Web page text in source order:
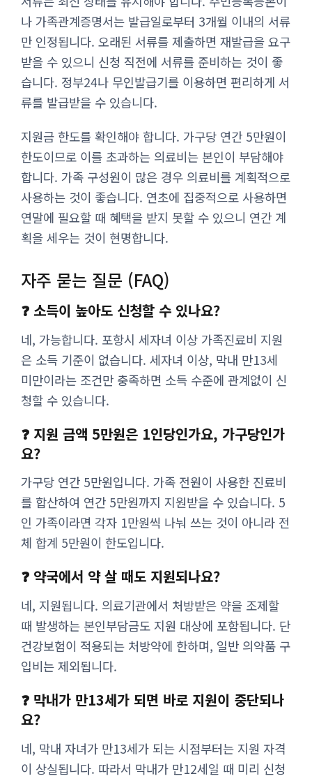
나 가족관계증명서는 발급일로부터 3개월 이내의 서류
만 인정됩니다. 오래된 서류를 제출하면 재발급을 요구
받을 수 있으니 신청 직전에 서류를 준비하는 것이 좋
습니다. 정부24나 무인발급기를 이용하면 편리하게 서
류를 발급받을 수 있습니다.
지원금 한도를 확인해야 합니다. 가구당 연간 5만원이
한도이므로 이를 초과하는 의료비는 본인이 부담해야
합니다. 가족 구성원이 많은 경우 의료비를 계획적으로
사용하는 것이 좋습니다. 연초에 집중적으로 사용하면
연말에 필요할 때 혜택을 받지 못할 수 있으니 연간 계
획을 세우는 것이 현명합니다.
자주 묻는 질문 (FAQ)
❓ 소득이 높아도 신청할 수 있나요?
네, 가능합니다. 포항시 세자녀 이상 가족진료비 지원
은 소득 기준이 없습니다. 세자녀 이상, 막내 만13세
미만이라는 조건만 충족하면 소득 수준에 관계없이 신
청할 수 있습니다.
❓ 지원 금액 5만원은 1인당인가요, 가구당인가
요?
가구당 연간 5만원입니다. 가족 전원이 사용한 진료비
를 합산하여 연간 5만원까지 지원받을 수 있습니다. 5
인 가족이라면 각자 1만원씩 나눠 쓰는 것이 아니라 전
체 합계 5만원이 한도입니다.
❓ 약국에서 약 살 때도 지원되나요?
네, 지원됩니다. 의료기관에서 처방받은 약을 조제할
때 발생하는 본인부담금도 지원 대상에 포함됩니다. 단
건강보험이 적용되는 처방약에 한하며, 일반 의약품 구
입비는 제외됩니다.
❓ 막내가 만13세가 되면 바로 지원이 중단되나
요?
네, 막내 자녀가 만13세가 되는 시점부터는 지원 자격
이 상실됩니다. 따라서 막내가 만12세일 때 미리 신청